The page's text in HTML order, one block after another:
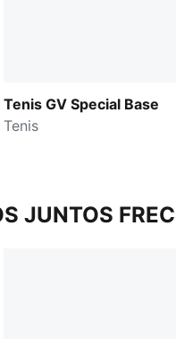
Tenis GV Special Base
Tenis
JUNTOS